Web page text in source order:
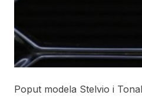
Poput modela Stelvio i